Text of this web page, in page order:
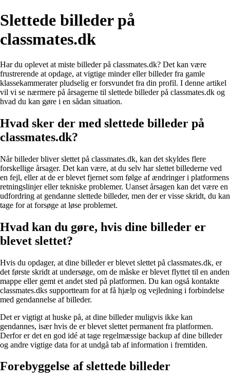
Slettede billeder på
classmates.dk
Har du oplevet at miste billeder på classmates.dk? Det kan være
frustrerende at opdage, at vigtige minder eller billeder fra gamle
klassekammerater pludselig er forsvundet fra din profil. I denne artikel
vil vi se nærmere på årsagerne til slettede billeder på classmates.dk og
hvad du kan gøre i en sådan situation.
Hvad sker der med slettede billeder på
classmates.dk?
Når billeder bliver slettet på classmates.dk, kan det skyldes flere
forskellige årsager. Det kan være, at du selv har slettet billederne ved
en fejl, eller at de er blevet fjernet som følge af ændringer i platformens
retningslinjer eller tekniske problemer. Uanset årsagen kan det være en
udfordring at gendanne slettede billeder, men der er visse skridt, du kan
tage for at forsøge at løse problemet.
Hvad kan du gøre, hvis dine billeder er
blevet slettet?
Hvis du opdager, at dine billeder er blevet slettet på classmates.dk, er
det første skridt at undersøge, om de måske er blevet flyttet til en anden
mappe eller gemt et andet sted på platformen. Du kan også kontakte
classmates.dks supportteam for at få hjælp og vejledning i forbindelse
med gendannelse af billeder.
Det er vigtigt at huske på, at dine billeder muligvis ikke kan
gendannes, især hvis de er blevet slettet permanent fra platformen.
Derfor er det en god idé at tage regelmæssige backup af dine billeder
og andre vigtige data for at undgå tab af information i fremtiden.
Forebyggelse af slettede billeder